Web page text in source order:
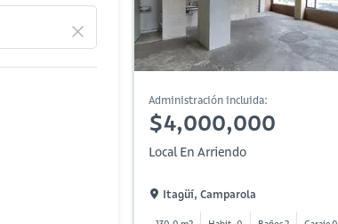
Administración incluida:
$4,000,000
Local En Arriendo
Itagüí, Camparola